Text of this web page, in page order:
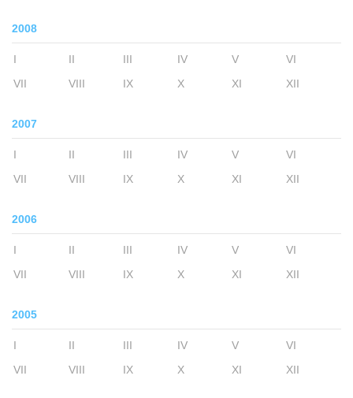
2008
I II III IV V
VI
VII
VIII IX X XI XII
2007
I II III IV V
VI
VII
VIII IX X XI XII
2006
I II III IV V
VI
VII
VIII IX X XI XII
2005
I II III IV V
VI
VII
VIII IX X XI XII